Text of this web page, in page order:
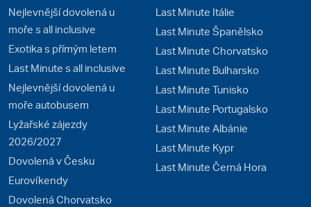
Nejlevnější dovolená u
moře s all inclusive
Exotika s přímým letem
Last Minute s all inclusive
Nejlevnější dovolená u
moře autobusem
Lyžařské zájezdy
2026/2027
Dovolená v Česku
Eurovíkendy
Dovolená Chorvatsko
Last Minute Itálie
Last Minute Španělsko
Last Minute Chorvatsko
Last Minute Bulharsko
Last Minute Tunisko
Last Minute Portugalsko
Last Minute Albánie
Last Minute Kypr
Last Minute Černá Hora